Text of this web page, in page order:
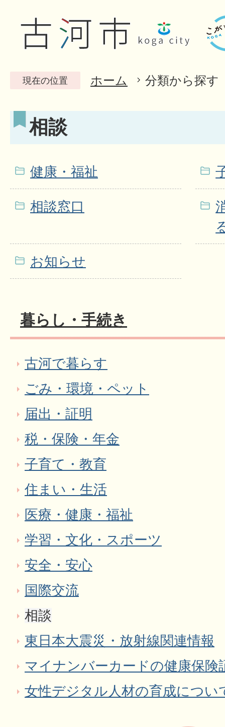
現在の位置 ホーム 分類から探す
相談
健康・福祉
相談窓口
お知らせ
暮らし・手続き
古河で暮らす
ごみ・環境・ペット
届出・証明
税・保険・年金
子育て・教育
住まい・生活
医療・健康・福祉
学習・文化・スポーツ
安全・安心
国際交流
相談
東日本大震災・放射線関連情報
マイナンバーカードの健康保険
女性デジタル人材の育成につい